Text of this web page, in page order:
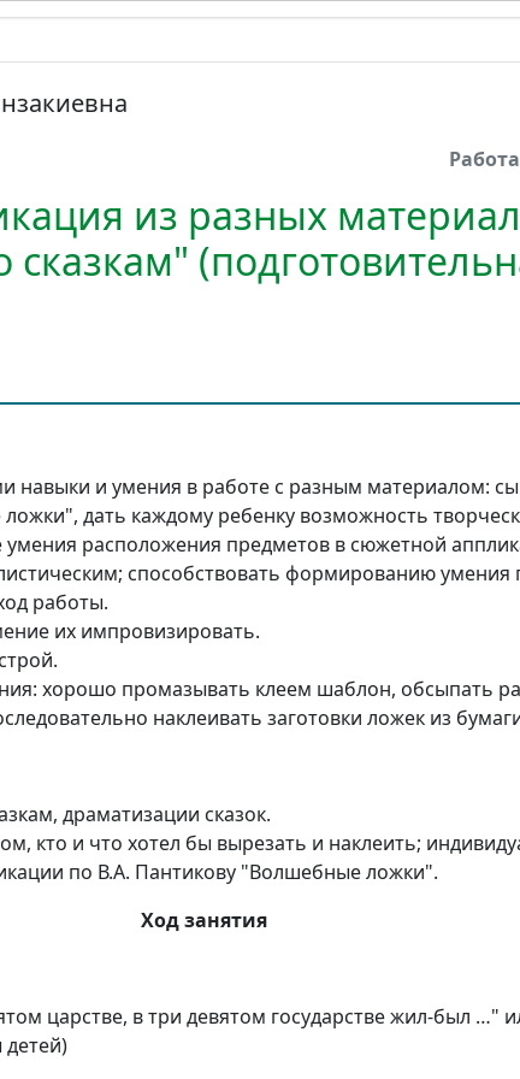
из разных
навыки и умения в работе с разным материалом:
дать каждому ребенку возможность
расположения предметов в сюжетной
способствовать формированию умения
работы.
их импровизировать.
хорошо промазывать клеем шаблон, обсыпать
наклеивать заготовки ложек из
драматизации сказок.
кто и что хотел бы вырезать и наклеить;
по В.А. Пантикову "Волшебные ложки".
Ход занятия
царстве, в три девятом государстве жил-был …"
детей)